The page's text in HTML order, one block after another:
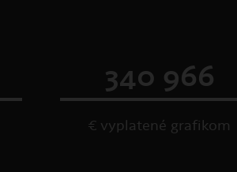
340 966
€ vyplatené grafikom